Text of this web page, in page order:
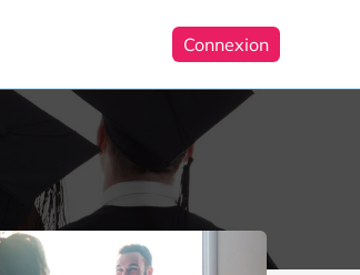
Connexion